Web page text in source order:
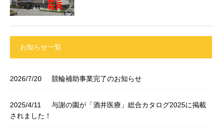
お知らせ一覧
2026/7/20 競輪補助事業完了のお知らせ
2025/4/11
与謝の園が「酒井医療」総合カタログ2025に掲載
されました！